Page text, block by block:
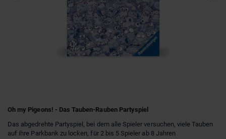
Oh my Pigeons! - Das Tauben-Rauben Partyspiel
Das abgedrehte Partyspiel, bei dem alle Spieler versuchen, viele Tauben
auf ihre Parkbank zu locken, für 2 bis 5 Spieler ab 8 Jahren